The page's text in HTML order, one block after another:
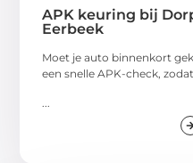
APK keuring bij
Eerbeek
Moet je auto binnenkort
een snelle APK-check,